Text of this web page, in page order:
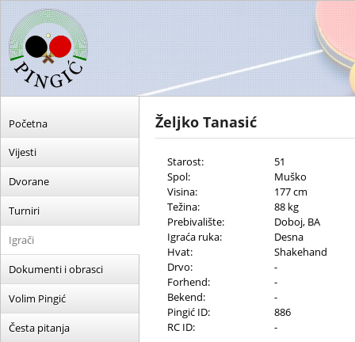
Početna
Vijesti
Dvorane
Turniri
Igrači
Dokumenti i obrasci
Volim Pingić
Česta pitanja
Željko Tanasić
Starost:
51
Spol:
Muško
Visina:
177 cm
Težina:
88 kg
Prebivalište:
Doboj, BA
Igraća ruka:
Desna
Hvat:
Shakehand
Drvo:
-
Forhend:
-
Bekend:
-
Pingić ID:
886
RC ID:
-